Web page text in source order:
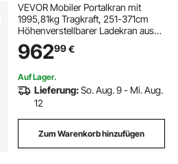
VEVOR Mobiler Portalkran mit
1995,81kg Tragkraft, 251-371cm
Höhenverstellbarer Ladekran aus
Stahl, Robuster Werkstattkran Inkl.
360° Lenkrollen mit Bremsen,
Baustelle
96299€
Auf Lager.
Lieferung:So. Aug. 9 - Mi. Aug.
12
Zum Warenkorb hinzufügen